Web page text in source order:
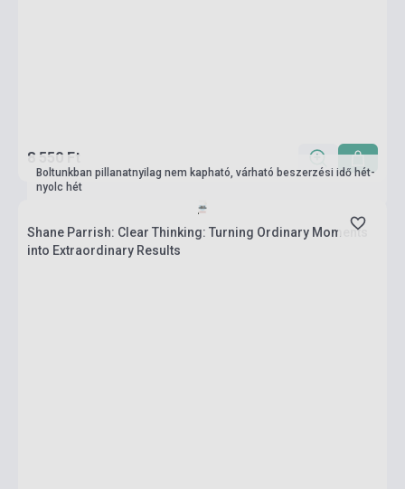
8 550 Ft
Boltunkban pillanatnyilag nem kapható, várható beszerzési idő hét-
nyolc hét
Shane Parrish: Clear Thinking: Turning Ordinary Moments
into Extraordinary Results